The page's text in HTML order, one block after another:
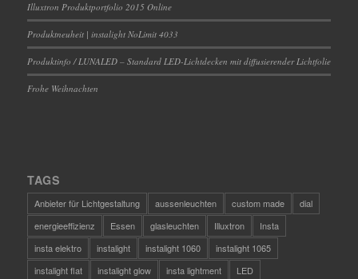
Illuxtron Produktportfolio 2015 Online
Produktneuheit | instalight NoLimit 4033
Produktinfo / LUNALED – Standard LED-Lichtdecken mit diffusierender Lichtfolie
Frohe Weihnachten
TAGS
Anbieter für Lichtgestaltung aussenleuchten custom made
dial
energieeffizienz
Essen glasleuchten Illuxtron
Insta
insta elektro
instalight instalight 1060
instalight 1065
instalight flat
instalight glow insta lightment
LED